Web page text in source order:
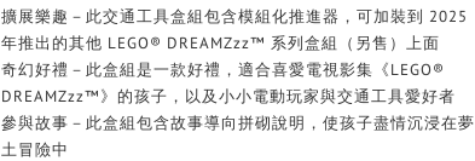
擴展樂趣－此交通工具盒組包含模組化推進器，可加裝到 2025
年推出的其他 LEGO® DREAMZzz™ 系列盒組（另售）上面
奇幻好禮－此盒組是一款好禮，適合喜愛電視影集《LEGO®
DREAMZzz™》的孩子，以及小小電動玩家與交通工具愛好者
參與故事－此盒組包含故事導向拼砌說明，使孩子盡情沉浸在夢
土冒險中